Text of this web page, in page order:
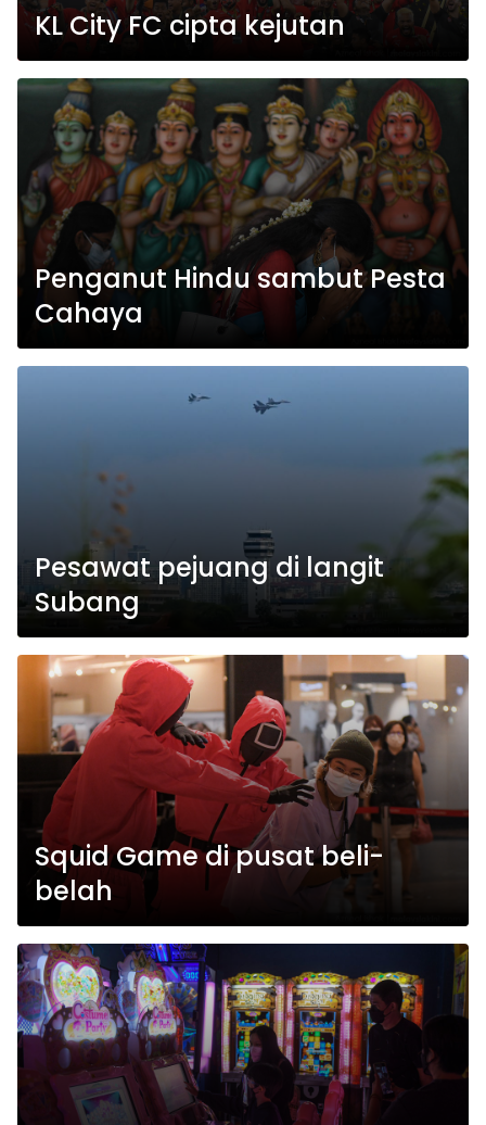
KL City FC cipta kejutan
Penganut Hindu sambut Pesta
Cahaya
Pesawat pejuang di langit
Subang
Squid Game di pusat beli-
belah